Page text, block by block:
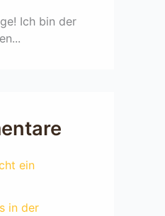
Ich bin der
ein
in der